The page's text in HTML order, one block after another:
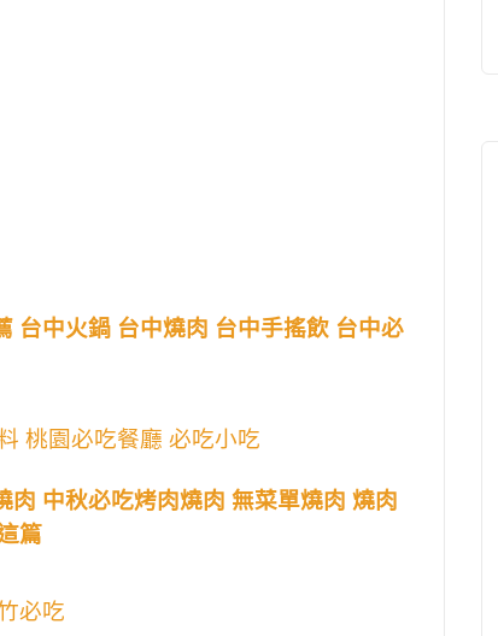
台中火鍋 台中燒肉 台中手搖飲 台中必
桃園必吃餐廳 必吃小吃
中秋必吃烤肉燒肉 無菜單燒肉 燒肉
篇
必吃